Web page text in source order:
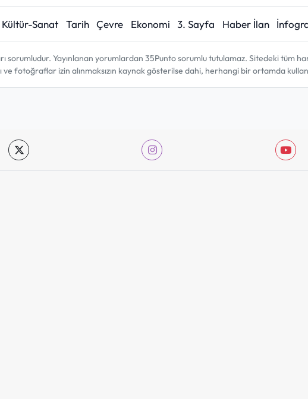
Kültür-Sanat Tarih Çevre Ekonomi 3. Sayfa Haber İlan
sorumludur. Yayınlanan yorumlardan 35Punto sorumlu tutulamaz. Sitedeki tüm
ve fotoğraflar izin alınmaksızın kaynak gösterilse dahi, herhangi bir ortamda